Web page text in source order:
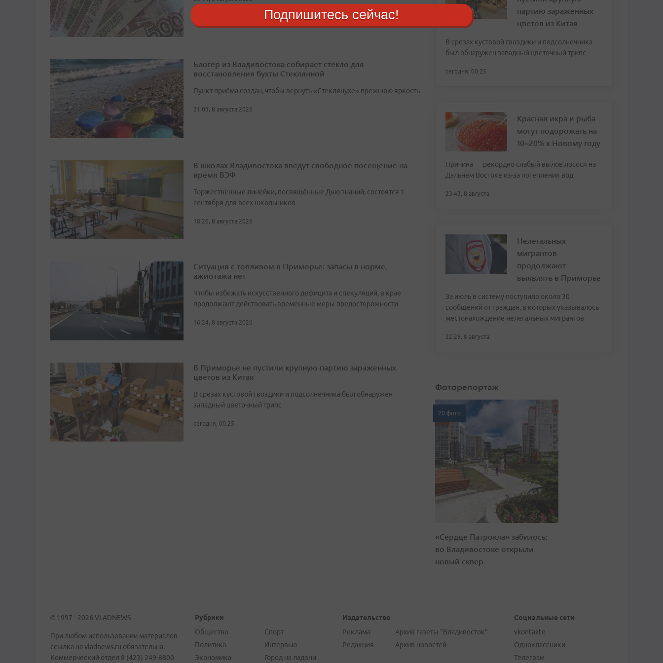
Блогер из Владивостока собирает стекло для
восстановления бухты Стеклянной
Пункт приёма создан, чтобы вернуть «Стеклянухе» прежнюю яркость
21:03, 8 августа 2026
В школах Владивостока введут свободное посещение на
время ВЭФ
Торжественные линейки, посвящённые Дню знаний, состоятся 1
сентября для всех школьников
18:26, 8 августа 2026
Ситуация с топливом в Приморье: запасы в норме,
ажиотажа нет
Чтобы избежать искусственного дефицита и спекуляций, в крае
продолжают действовать временные меры предосторожности
16:24, 8 августа 2026
В Приморье не пустили крупную партию зараженных
цветов из Китая
В срезах кустовой гвоздики и подсолнечника был обнаружен
западный цветочный трипс
сегодня, 00:25
партию зараженных
цветов из Китая
В срезах кустовой гвоздики и подсолнечника
был обнаружен западный цветочный трипс
сегодня, 00:25
Красная икра и рыба
могут подорожать на
10–20% к Новому году
Причина — рекордно слабый вылов лосося на
Дальнем Востоке из-за потепления вод
23:43, 8 августа
Нелегальных
мигрантов
продолжают
выявлять в Приморье
За июль в систему поступило около 30
сообщений от граждан, в которых указывалось
местонахождение нелегальных мигрантов
22:29, 8 августа
Фоторепортаж
20 фото
«Сердце Патрокла» забилось:
во Владивостоке открыли
новый сквер
© 1997 - 2026 VLADNEWS
При любом использовании материалов
ссылка на vladnews.ru обязательна.
Коммерческий отдел 8 (423) 249-8800
Рубрики
Общество
Политика
Экономика
Спорт
Интервью
Город на ладони
Издательство
Реклама
Редакция
Архив газеты "Владивосток"
Архив новостей
Социальные сети
vkontakte
Одноклассники
Телеграм
Подпишитесь сейчас!